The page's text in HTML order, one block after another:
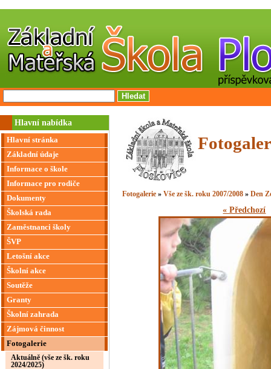
Hlavní nabídka
Hlavní stránka
Základní údaje
Informace o škole
Informace pro rodiče
Dokumenty
Školská rada
Zaměstnanci školy
ŠVP
Letošní akce
Školní akce
Soutěže
Granty
Školní zahrada
Zájmová činnost
Fotogalerie
Aktuálně (vše ze šk. roku
2024/2025)
Fotogalerie »Vše ze šk. roku 2007/2008 »Den
« Předchozí